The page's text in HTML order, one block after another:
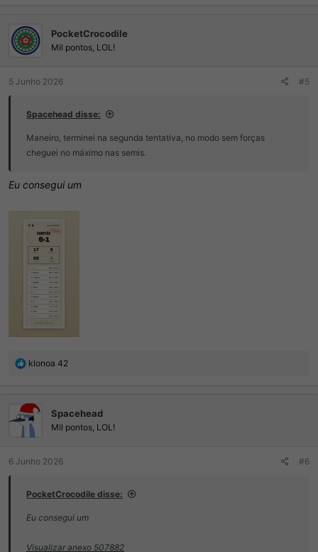
õ
e
PocketCrocodile
Mil pontos, LOL!
5 Junho 2026 #5
Spacehead disse:
Maneiro, terminei na segunda tentativa, no modo sem forças
cheguei no máximo nas semis.
Eu consegui um
R
ç
õ
e
s
klonoa 42
Spacehead
Mil pontos, LOL!
6 Junho 2026 #6
PocketCrocodile disse:
Eu consegui um
Visualizar anexo 507882